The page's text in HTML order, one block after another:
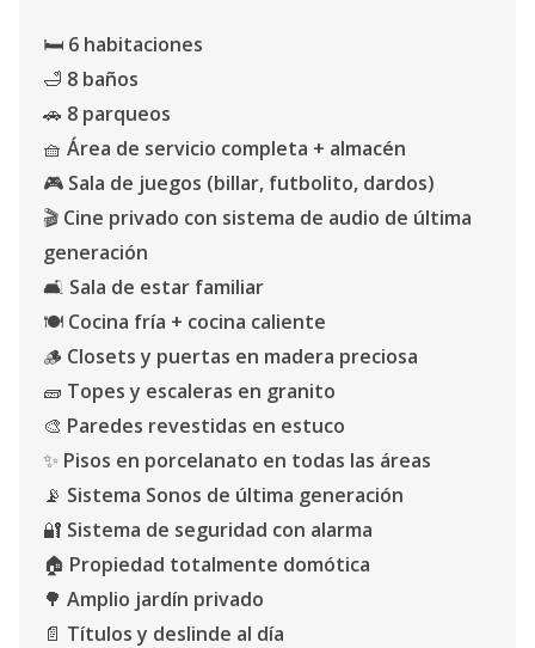
🛏️ 6 habitaciones
🛁 8 baños
🚗 8 parqueos
🧺 Área de servicio completa + almacén
🎮 Sala de juegos (billar, futbolito, dardos)
🎬 Cine privado con sistema de audio de última
generación
🛋️ Sala de estar familiar
🍽️ Cocina fría + cocina caliente
🪵 Closets y puertas en madera preciosa
🧱 Topes y escaleras en granito
🎨 Paredes revestidas en estuco
✨ Pisos en porcelanato en todas las áreas
📡 Sistema Sonos de última generación
🔐 Sistema de seguridad con alarma
🏠 Propiedad totalmente domótica
🌳 Amplio jardín privado
📄 Títulos y deslinde al día